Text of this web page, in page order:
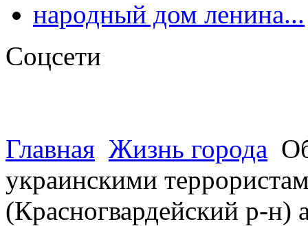
народный дом ленина...
Соцсети
Главная Жизнь города
украинскими
(Красногвардейский р-